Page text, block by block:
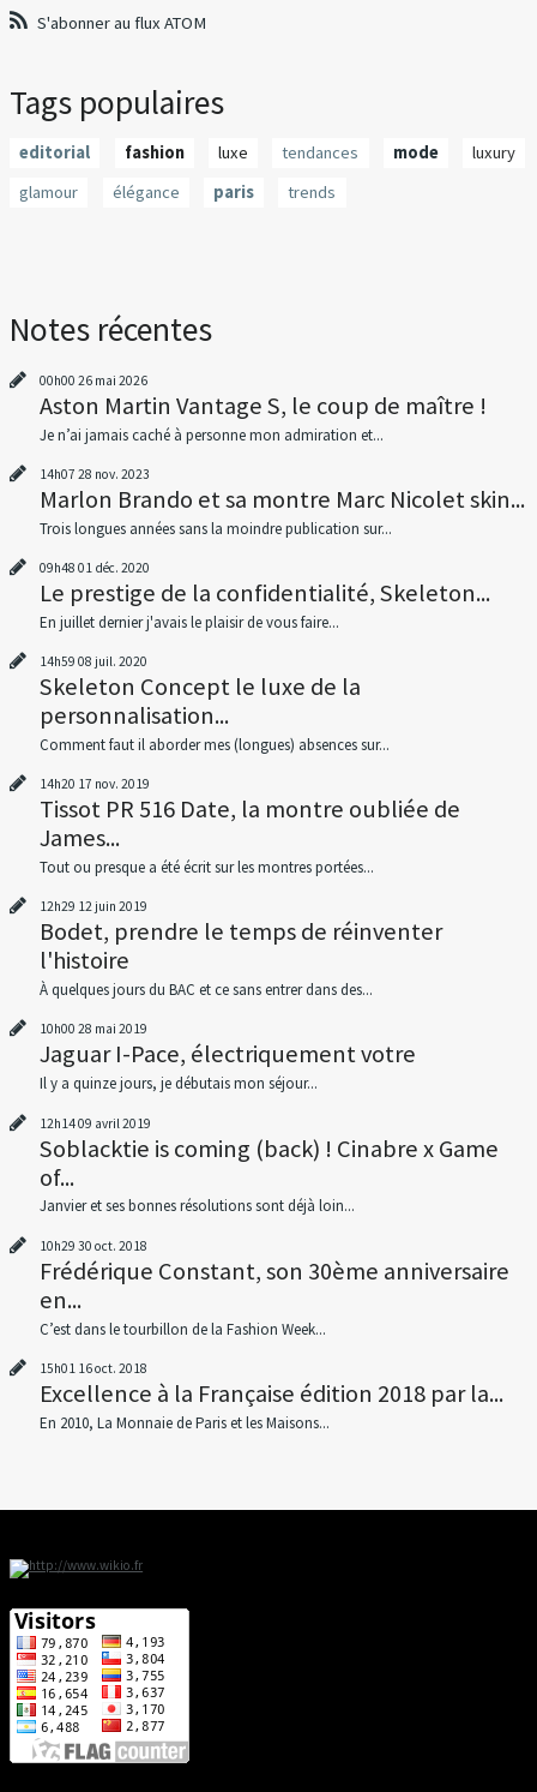
S'abonner au flux ATOM
Tags populaires
editorial fashion luxe tendances mode
luxury
glamour
élégance paris trends
Notes récentes
00h00 26 mai 2026
Aston Martin Vantage S, le coup de maître !
Je n’ai jamais caché à personne mon admiration et...
14h07 28 nov. 2023
Marlon Brando et sa montre Marc Nicolet skin...
Trois longues années sans la moindre publication sur...
09h48 01 déc. 2020
Le prestige de la confidentialité, Skeleton...
En juillet dernier j'avais le plaisir de vous faire...
14h59 08 juil. 2020
Skeleton Concept le luxe de la
personnalisation...
Comment faut il aborder mes (longues) absences sur...
14h20 17 nov. 2019
Tissot PR 516 Date, la montre oubliée de
James...
Tout ou presque a été écrit sur les montres portées...
12h29 12 juin 2019
Bodet, prendre le temps de réinventer
l'histoire
À quelques jours du BAC et ce sans entrer dans des...
10h00 28 mai 2019
Jaguar I-Pace, électriquement votre
Il y a quinze jours, je débutais mon séjour...
12h1409 avril 2019
Soblacktie is coming (back) ! Cinabre x Game
of...
Janvier et ses bonnes résolutions sont déjà loin...
10h29 30 oct. 2018
Frédérique Constant, son 30ème anniversaire
en...
C’est dans le tourbillon de la Fashion Week...
15h01 16oct. 2018
Excellence à la Française édition 2018 par la...
En 2010, La Monnaie de Paris et les Maisons...